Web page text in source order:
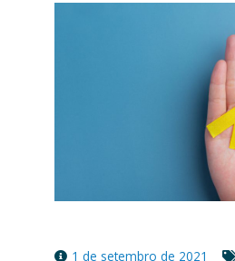
1 de setembro de 2021